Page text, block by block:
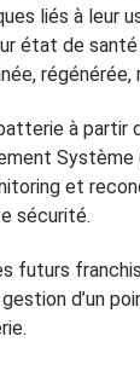
liés à leur
état de
régénérée,
à partir
Système
et
sécurité.
futurs
d’un